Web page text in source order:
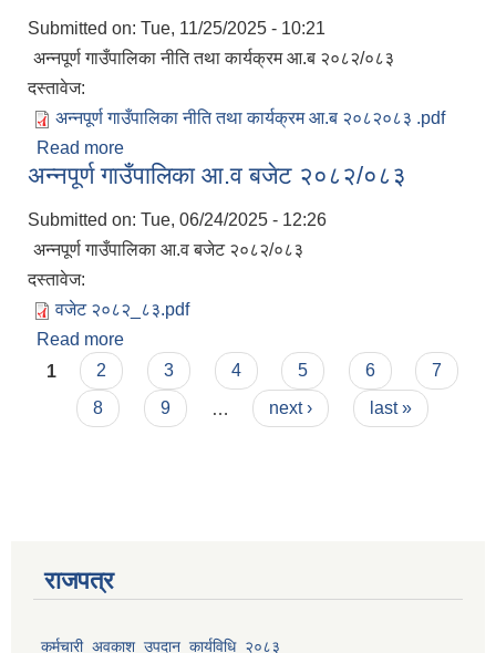
Submitted on: Tue, 11/25/2025 - 10:21
अन्नपूर्ण गाउँपालिका नीति तथा कार्यक्रम आ.ब २०८२/०८३
दस्तावेज:
अन्नपूर्ण गाउँपालिका नीति तथा कार्यक्रम आ.ब २०८२०८३ .pdf
Read more
२०८२/०८३
अन्नपूर्ण गाउँपालिका आ.व बजेट २०८२/०८३
Submitted on: Tue, 06/24/2025 - 12:26
अन्नपूर्ण गाउँपालिका आ.व बजेट २०८२/०८३
दस्तावेज:
वजेट २०८२_८३.pdf
Read more
Pages
1 2 3 4 5 6
7
8
9 next › last »
राजपत्र
कर्मचारी_अवकाश_उपदान_कार्यविधि_२०८३